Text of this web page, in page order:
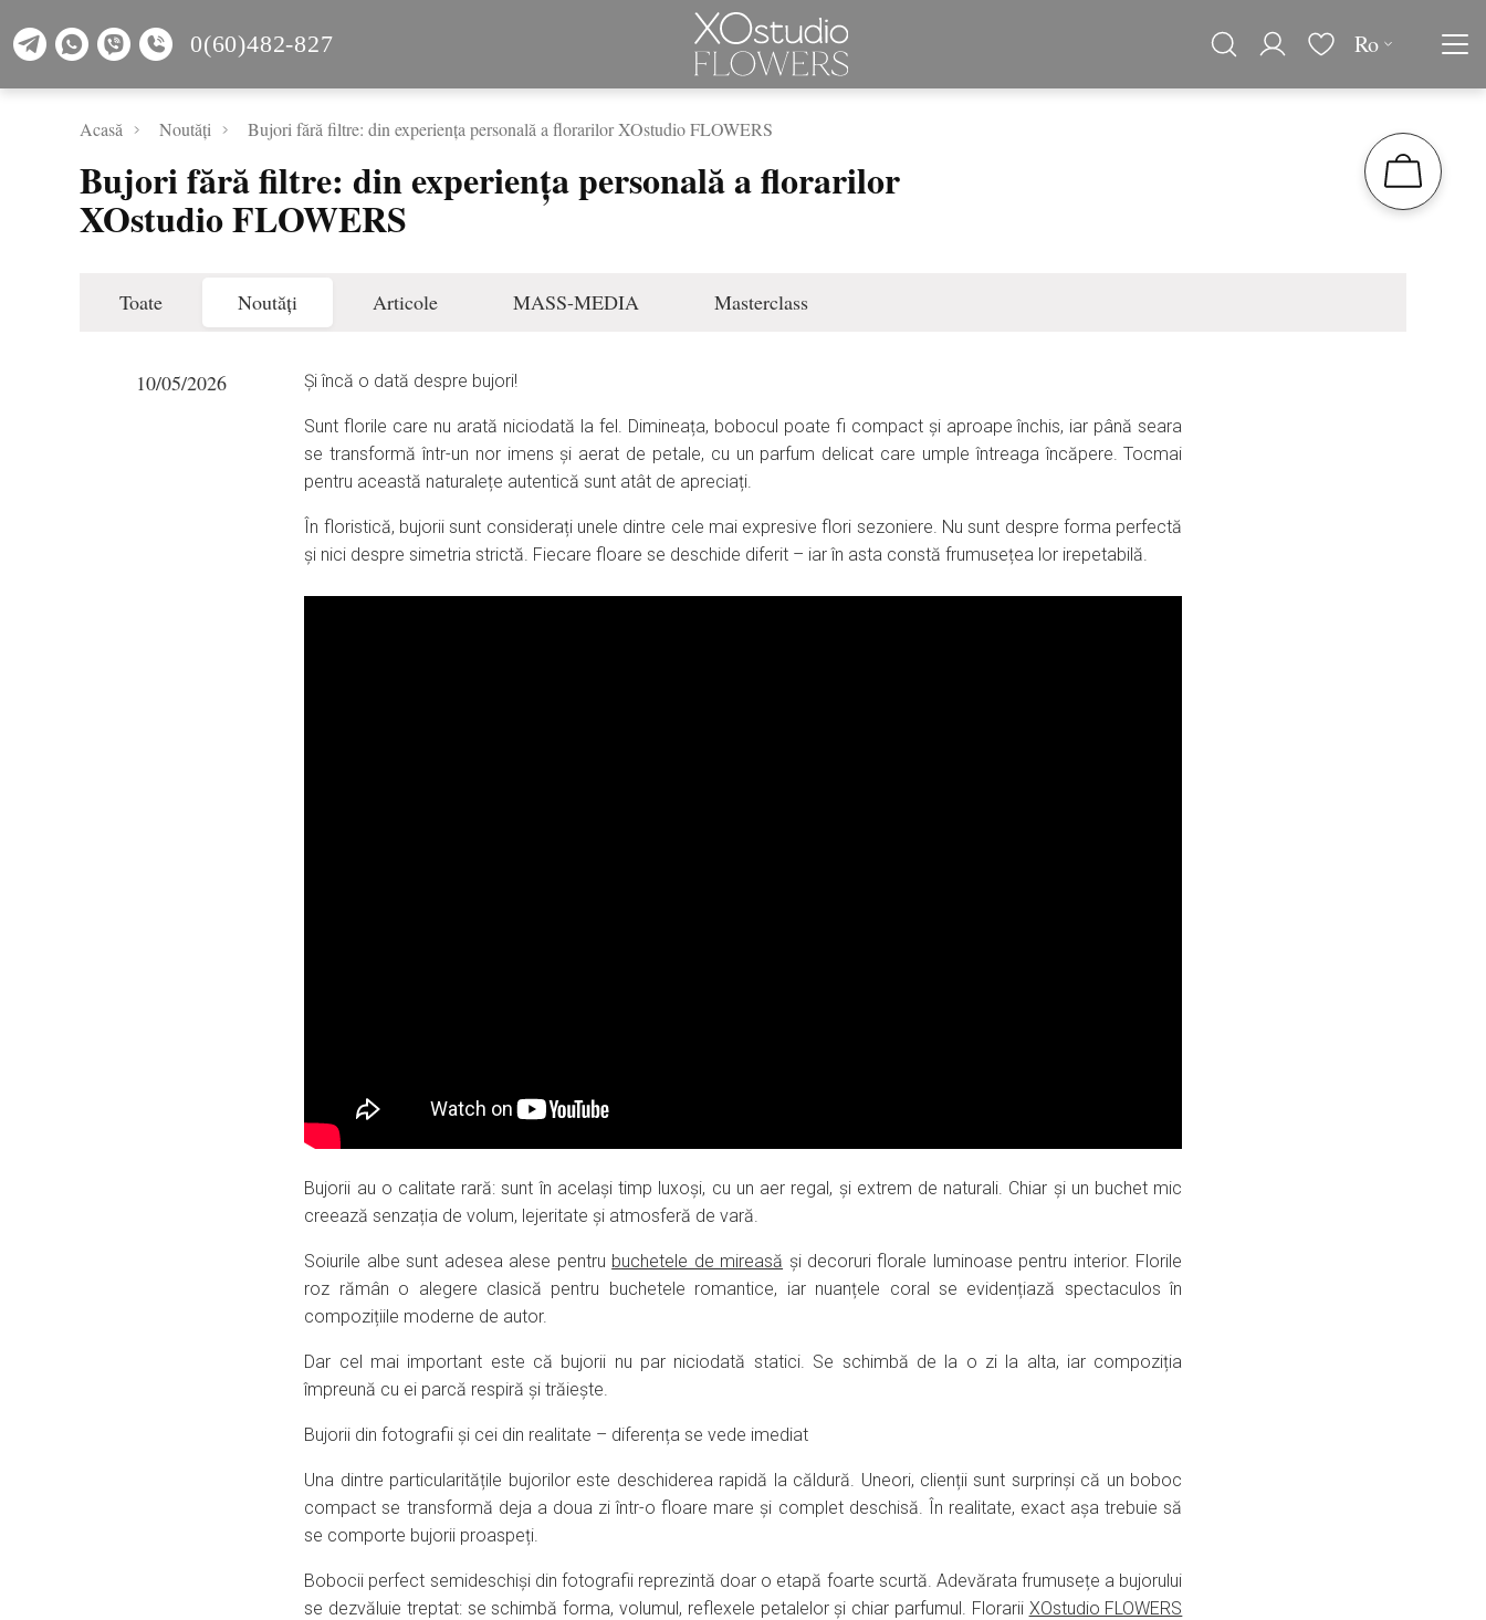
0(60)482-827 Ro
Acasă Noutăți Bujori fără filtre: din experiența personală a florarilor XOstudio FLOWERS
Bujori fără filtre: din experiența personală a florarilor
XOstudio FLOWERS
Toate Noutăți Articole MASS-MEDIA Masterclass
10/05/2026 Și încă o dată despre bujori!
Sunt florile care nu arată niciodată la fel. Dimineața, bobocul poate fi compact și aproape închis, iar până seara
se transformă într-un nor imens și aerat de petale, cu un parfum delicat care umple întreaga încăpere. Tocmai
pentru această naturalețe autentică sunt atât de apreciați.
În floristică, bujorii sunt considerați unele dintre cele mai expresive flori sezoniere. Nu sunt despre forma perfectă
și nici despre simetria strictă. Fiecare floare se deschide diferit – iar în asta constă frumusețea lor irepetabilă.
Bujorii au o calitate rară: sunt în același timp luxoși, cu un aer regal, și extrem de naturali. Chiar și un buchet mic
creează senzația de volum, lejeritate și atmosferă de vară.
Soiurile albe sunt adesea alese pentru buchetele de mireasă și decoruri florale luminoase pentru interior. Florile
roz rămân o alegere clasică pentru buchetele romantice, iar nuanțele coral se evidențiază spectaculos în
compozițiile moderne de autor.
Dar cel mai important este că bujorii nu par niciodată statici. Se schimbă de la o zi la alta, iar compoziția
împreună cu ei parcă respiră și trăiește.
Bujorii din fotografii și cei din realitate – diferența se vede imediat
Una dintre particularitățile bujorilor este deschiderea rapidă la căldură. Uneori, clienții sunt surprinși că un boboc
compact se transformă deja a doua zi într-o floare mare și complet deschisă. În realitate, exact așa trebuie să
se comporte bujorii proaspeți.
Bobocii perfect semideschiși din fotografii reprezintă doar o etapă foarte scurtă. Adevărata frumusețe a bujorului
se dezvăluie treptat: se schimbă forma, volumul, reflexele petalelor și chiar parfumul. Florarii XOstudio FLOWERS